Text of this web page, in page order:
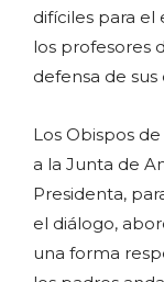
difíciles para el
los profesores
defensa de
Los Obispos
a la Junta de
Presidenta,
el diálogo,
una forma